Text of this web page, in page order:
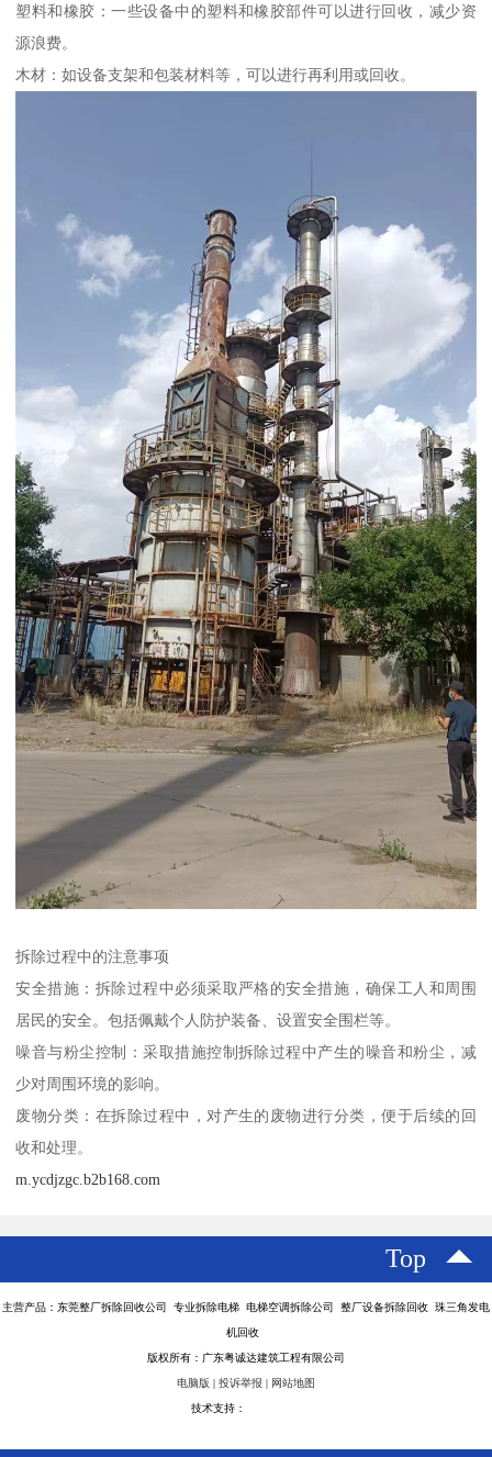
塑料和橡胶：一些设备中的塑料和橡胶部件可以进行回收，减少资
源浪费。
木材：如设备支架和包装材料等，可以进行再利用或回收。
拆除过程中的注意事项
安全措施：拆除过程中必须采取严格的安全措施，确保工人和周围
居民的安全。包括佩戴个人防护装备、设置安全围栏等。
噪音与粉尘控制：采取措施控制拆除过程中产生的噪音和粉尘，减
少对周围环境的影响。
废物分类：在拆除过程中，对产生的废物进行分类，便于后续的回
收和处理。
m.ycdjzgc.b2b168.com
Top
主营产品：东莞整厂拆除回收公司 专业拆除电梯 电梯空调拆除公司 整厂设备拆除回收 珠三角发电
机回收
版权所有：广东粤诚达建筑工程有限公司
电脑版 | 投诉举报 | 网站地图
技术支持：